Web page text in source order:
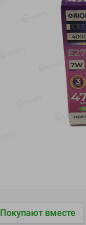
24 %
4.99
Покупают вместе